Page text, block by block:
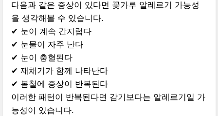
다음과 같은 증상이 있다면 꽃가루 알레르기 가능성
을 생각해볼 수 있습니다.
✔ 눈이 계속 간지럽다
✔ 눈물이 자주 난다
✔ 눈이 충혈된다
✔ 재채기가 함께 나타난다
✔ 봄철에 증상이 반복된다
이러한 패턴이 반복된다면 감기보다는 알레르기일 가
능성이 있습니다.